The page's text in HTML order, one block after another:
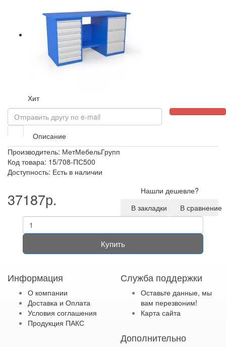
Хит
Описание
Производитель: МетМебельГрупп
Код товара: 15/708-ПС500
Доступность: Есть в наличии
37187р.
Нашли дешевле?
В закладки
В сравнение
Купить
Информация
О компании
Доставка и Оплата
Условия соглашения
Продукция ПАКС
Служба поддержки
Оставьте данные, мы
вам перезвоним!
Карта сайта
Дополнительно